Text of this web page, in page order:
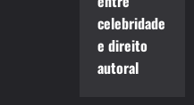
celebridade
e direito
autoral